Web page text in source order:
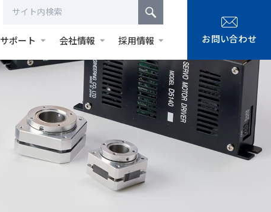
サポート 会社情報 採用情報 お問い合わせ